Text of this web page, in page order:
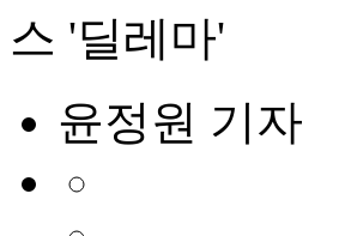
스 '딜레마'
윤정원 기자